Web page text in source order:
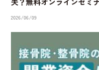
2026/06/09